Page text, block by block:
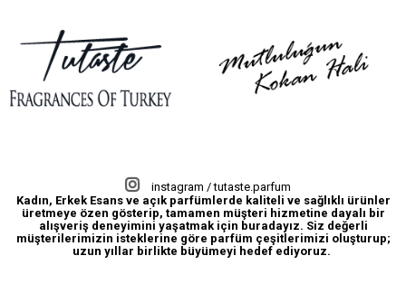
instagram / tutaste.parfum
Kadın, Erkek Esans ve açık parfümlerde kaliteli ve sağlıklı ürünler
üretmeye özen gösterip, tamamen müşteri hizmetine dayalı bir
alışveriş deneyimini yaşatmak için buradayız. Siz değerli
müşterilerimizin isteklerine göre parfüm çeşitlerimizi oluşturup;
uzun yıllar birlikte büyümeyi hedef ediyoruz.